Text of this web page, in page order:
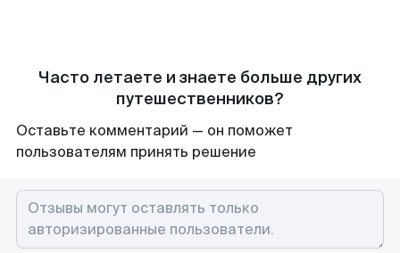
Часто летаете и знаете больше других
путешественников?
Оставьте комментарий — он поможет
пользователям принять решение